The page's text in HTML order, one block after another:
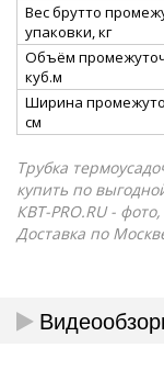
Вес брутто
упаковки, кг
Объём
куб.м
Ширина
см
Трубка
купить по
КВТ-PRO.RU -
Доставка по